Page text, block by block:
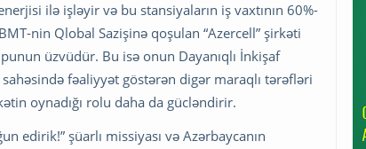
ilə işləyir və bu stansiyaların iş vaxtının 60%-
nin Qlobal Sazişinə qoşulan “Azercell” şirkəti
üzvüdür. Bu isə onun Dayanıqlı İnkişaf
fəaliyyət göstərən digər maraqlı tərəfləri
oynadığı rolu daha da gücləndirir.
edirik!” şüarlı missiyası və Azərbaycanın